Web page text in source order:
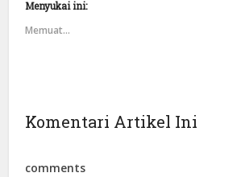
Menyukai ini:
Memuat...
Komentari Artikel Ini
comments